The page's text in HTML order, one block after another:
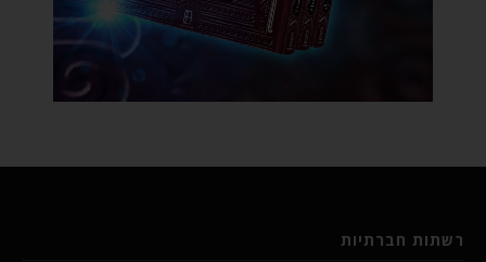
רשתות חברתיות